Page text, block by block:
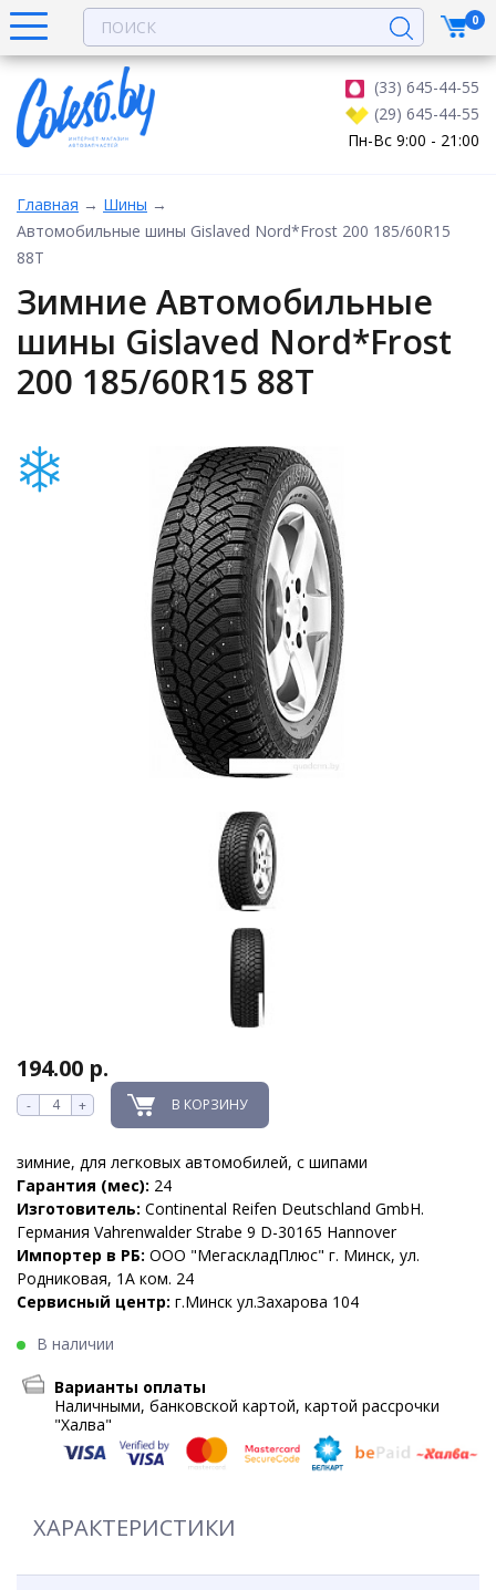
(33) 645-44-55
(29) 645-44-55
Пн-Вс 9:00 - 21:00
0
Главная → Шины →
Автомобильные шины Gislaved Nord*Frost 200 185/60R15
88T
Зимние Автомобильные
шины Gislaved Nord*Frost
200 185/60R15 88T
194.00 р.
- + В КОРЗИНУ
зимние, для легковых автомобилей, с шипами
Гарантия (мес): 24
Изготовитель: Continental Reifen Deutschland GmbH.
Германия Vahrenwalder Strabe 9 D-30165 Hannover
Импортер в РБ: ООО "МегаскладПлюс" г. Минск, ул.
Родниковая, 1А ком. 24
Сервисный центр: г.Минск ул.Захарова 104
В наличии
Варианты оплаты
Наличными, банковской картой, картой рассрочки
"Халва"
ХАРАКТЕРИСТИКИ